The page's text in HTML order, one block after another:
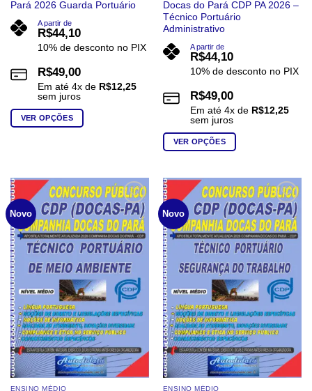
Pará 2026 Guarda Portuário
A partir de
R$44,10
10% de desconto no PIX
R$49,00
Em até 4x de R$12,25
sem juros
VER OPÇÕES
várias
variantes.
As
opções
podem
ser
escolhidas
na
página
do
produto
Docas do Pará CDP PA 2026 –
Técnico Portuário
Administrativo
A partir de
R$44,10
10% de desconto no PIX
R$49,00
Em até 4x de R$12,25
sem juros
VER OPÇÕES
tem
várias
variantes.
As
opções
podem
ser
escolhidas
na
página
do
produto
Novo
Add to
wishlist
ENSINO MÉDIO
Novo
Add to
wishlist
ENSINO MÉDIO